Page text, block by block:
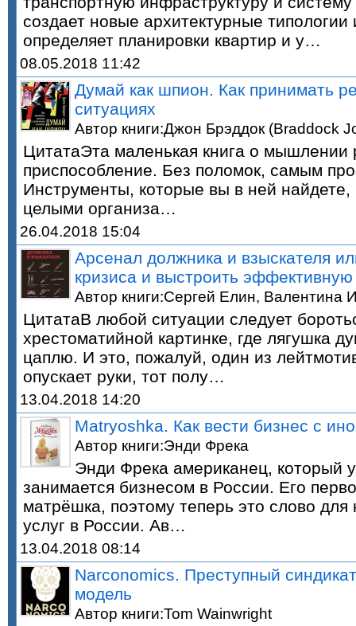
создает новые архитектурные
определяет планировки квартир и у…
08.05.2018 11:42
Думай как шпион. Как принимать
ситуациях
Автор книги:Джон Брэддок (Braddock
ЦитатаЭта маленькая книга о мышлении
приспособление. Без поломок, самым
Инструменты, которые вы в ней
целыми организа…
26.04.2018 15:04
Арсенал должника и взыскателя
кризиса и выстроить
Автор книги:Сергей Елин, Валентина
ЦитатаВ любой ситуации следует
хрестоматийной картинке, где лягушка
цаплю. И это, пожалуй, один из
опускает руки, тот полу…
13.04.2018 14:20
Matryoshka. Как вести бизнес с
Автор книги:Энди Фрека
Энди Фрека американец, который
занимается бизнесом в России. Его
матрёшка, поэтому теперь это слово для
услуг в России. Ав…
13.04.2018 08:14
Narconomics. Преступный
модель
Автор книги:Tom Wainwright